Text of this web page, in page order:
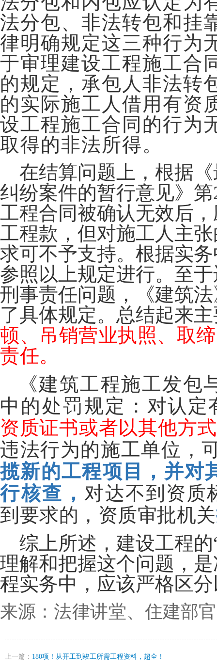
法分包、非法转包和挂
律明确规定这三种行为
于审理建设工程施工合
的规定，承包人非法转
的实际施工人借用有资
设工程施工合同的行为
取得的非法所得。
在结算问题上，根据《
纠纷案件的暂行意见》
工程合同被确认无效后
工程款，但对施工人主
求可不予支持。根据实
参照以上规定进行。至
刑事责任问题，《建筑
了具体规定。总结起来
顿、吊销营业执照、取
责任。
《建筑工程施工发包
中的处罚规定： 对认定
资质证书或者以其他方
违法行为的施工单位，
揽新的工程项目，并对
行核查， 对达不到资质
到要求的，资质审批机关
综上所述，建设工程的
理解和把握这个问题，
程实务中，应该严格区
来源： 法律讲堂、 住建部
上一篇： 180项！从开工到竣工所需工程资料，超全！